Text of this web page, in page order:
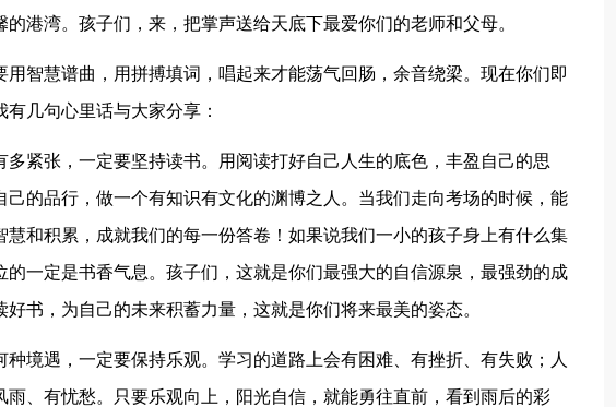
港湾。孩子们，来，把掌声送给天底下最爱你们的老师和父母。
用智慧谱曲，用拼搏填词，唱起来才能荡气回肠，余音绕梁。现在你们即
几句心里话与大家分享：
多紧张，一定要坚持读书。用阅读打好自己人生的底色，丰盈自己的思
己的品行，做一个有知识有文化的渊博之人。当我们走向考场的时候，能
慧和积累，成就我们的每一份答卷！如果说我们一小的孩子身上有什么集
的一定是书香气息。孩子们，这就是你们最强大的自信源泉，最强劲的成
书，为自己的未来积蓄力量，这就是你们将来最美的姿态。
种境遇，一定要保持乐观。学习的道路上会有困难、有挫折、有失败；人
雨、有忧愁。只要乐观向上，阳光自信，就能勇往直前，看到雨后的彩